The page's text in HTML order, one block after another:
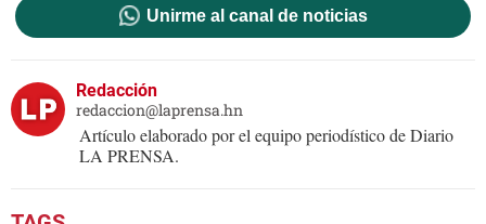
Unirme al canal de noticias
Redacción
redaccion@laprensa.hn
Artículo elaborado por el equipo periodístico de Diario
LA PRENSA.